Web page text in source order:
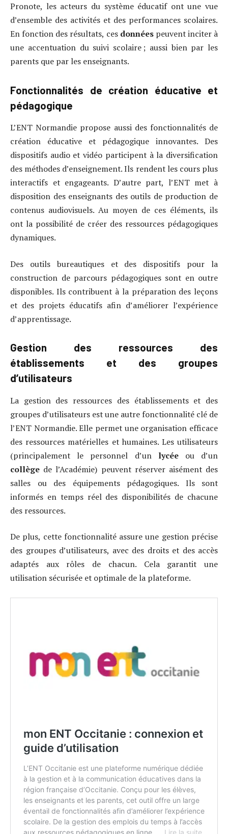
Pronote, les acteurs du système éducatif ont une vue
d’ensemble des activités et des performances scolaires.
En fonction des résultats, ces donnéespeuvent inciter à
une accentuation du suivi scolaire ; aussi bien par les
parents que par les enseignants.
Fonctionnalités de création éducative et
pédagogique
L’ENT Normandie propose aussi des fonctionnalités de
création éducative et pédagogique innovantes. Des
dispositifs audio et vidéo participent à la diversification
des méthodes d’enseignement. Ils rendent les cours plus
interactifs et engageants. D’autre part, l’ENT met à
disposition des enseignants des outils de production de
contenus audiovisuels. Au moyen de ces éléments, ils
ont la possibilité de créer des ressources pédagogiques
dynamiques.
Des outils bureautiques et des dispositifs pour la
construction de parcours pédagogiques sont en outre
disponibles. Ils contribuent à la préparation des leçons
et des projets éducatifs afin d’améliorer l’expérience
d’apprentissage.
Gestion des ressources des
établissements et des groupes
d’utilisateurs
La gestion des ressources des établissements et des
groupes d’utilisateurs est une autre fonctionnalité clé de
l’ENT Normandie. Elle permet une organisation efficace
des ressources matérielles et humaines. Les utilisateurs
(principalement le personnel d’un lycéeou d’un
collège de l’Académie) peuvent réserver aisément des
salles ou des équipements pédagogiques. Ils sont
informés en temps réel des disponibilités de chacune
des ressources.
De plus, cette fonctionnalité assure une gestion précise
des groupes d’utilisateurs, avec des droits et des accès
adaptés aux rôles de chacun. Cela garantit une
utilisation sécurisée et optimale de la plateforme.